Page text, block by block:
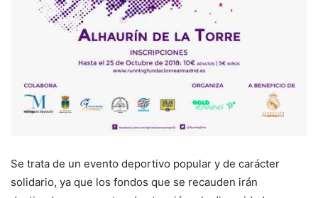
Se trata de un evento deportivo popular y de carácter
solidario, ya que los fondos que se recauden irán